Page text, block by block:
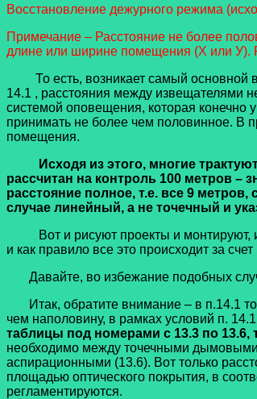
Восстановление дежурного режима
Примечание – Расстояние не более
длине или ширине помещения (Х или У).
То есть, возникает самый основной
14.1 , расстояния между извещателями
системой оповещения, которая конечно
принимать не более чем половинное. В
помещения.
Исходя из этого, многие трактуют
рассчитан на контроль 100 метров –
расстояние полное, т.е. все 9
случае линейный, а не точечный и
Вот и рисуют проекты и монтируют,
и как правило все это происходит за
Давайте, во избежание подобных
Итак, обратите внимание – в п.14.1
чем наполовину, в рамках условий п.
таблицы под номерами с 13.3 по 13.6,
необходимо между точечными
аспирационными (13.6). Вот только
площадью оптического покрытия, в
регламентируются.